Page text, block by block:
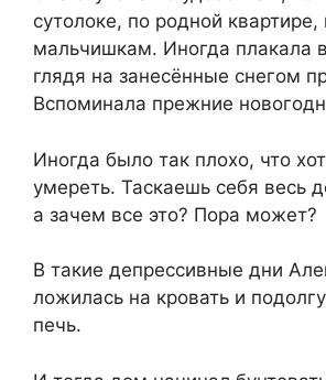
сутолоке, по родной квартире,
мальчишкам. Иногда плакала
глядя на занесённые снегом
Вспоминала прежние
Иногда было так плохо, что
умереть. Таскаешь себя весь
а зачем все это? Пора может?
В такие депрессивные дни
ложилась на кровать и
печь.